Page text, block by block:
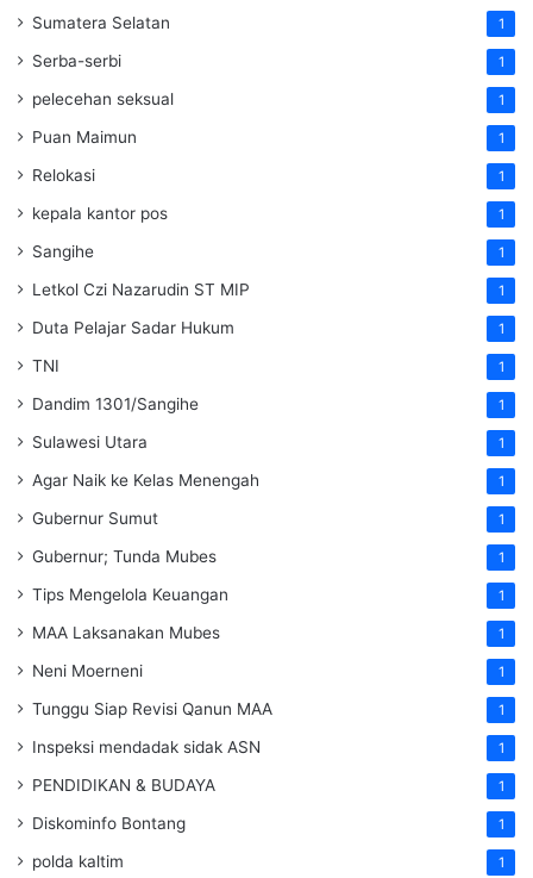
Sumatera Selatan 1
Serba-serbi 1
pelecehan seksual 1
Puan Maimun 1
Relokasi 1
kepala kantor pos 1
Sangihe 1
Letkol Czi Nazarudin ST MIP 1
Duta Pelajar Sadar Hukum 1
TNI 1
Dandim 1301/Sangihe 1
Sulawesi Utara 1
Agar Naik ke Kelas Menengah 1
Gubernur Sumut 1
Gubernur; Tunda Mubes 1
Tips Mengelola Keuangan 1
MAA Laksanakan Mubes 1
Neni Moerneni 1
Tunggu Siap Revisi Qanun MAA 1
Inspeksi mendadak sidak ASN 1
PENDIDIKAN & BUDAYA 1
Diskominfo Bontang 1
polda kaltim 1